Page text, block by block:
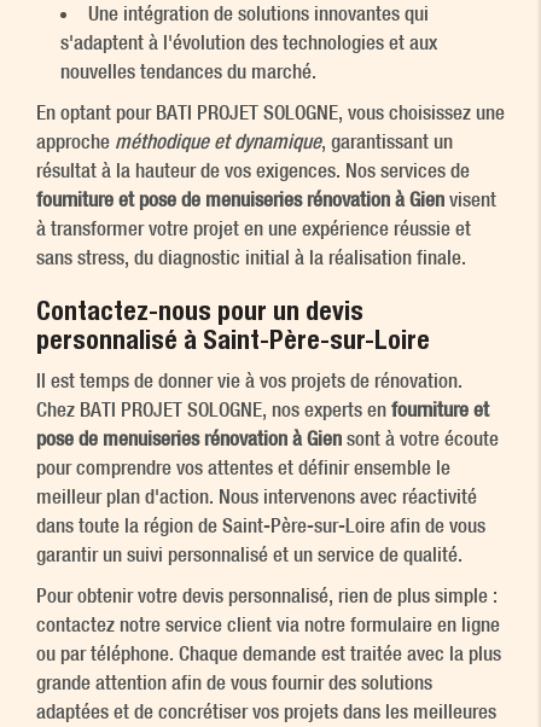
Une intégration de solutions innovantes qui
s'adaptent à l'évolution des technologies et aux
nouvelles tendances du marché.
En optant pour BATI PROJET SOLOGNE, vous choisissez une
approche méthodique et dynamique, garantissant un
résultat à la hauteur de vos exigences. Nos services de
fourniture et pose de menuiseries rénovation à Gien visent
à transformer votre projet en une expérience réussie et
sans stress, du diagnostic initial à la réalisation finale.
Contactez-nous pour un devis
personnalisé à Saint-Père-sur-Loire
Il est temps de donner vie à vos projets de rénovation.
Chez BATI PROJET SOLOGNE, nos experts en fourniture et
pose de menuiseries rénovation à Gien sont à votre écoute
pour comprendre vos attentes et définir ensemble le
meilleur plan d'action. Nous intervenons avec réactivité
dans toute la région de Saint-Père-sur-Loire afin de vous
garantir un suivi personnalisé et un service de qualité.
Pour obtenir votre devis personnalisé, rien de plus simple :
contactez notre service client via notre formulaire en ligne
ou par téléphone. Chaque demande est traitée avec la plus
grande attention afin de vous fournir des solutions
adaptées et de concrétiser vos projets dans les meilleures